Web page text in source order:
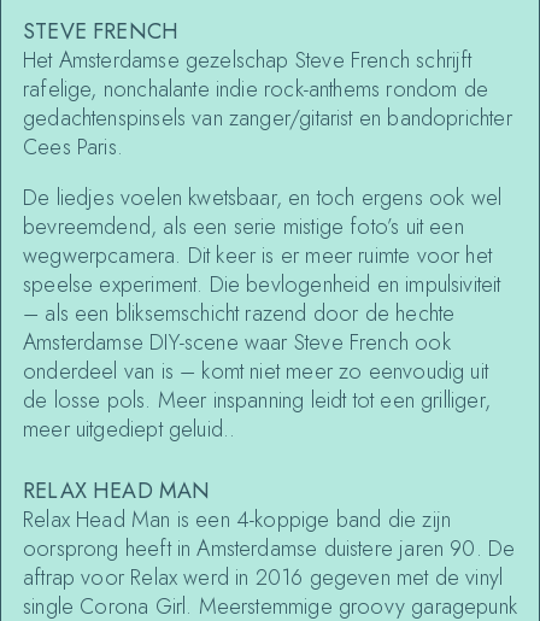
STEVE FRENCH
Het Amsterdamse gezelschap Steve French schrijft
rafelige, nonchalante indie rock-anthems rondom de
gedachtenspinsels van zanger/gitarist en bandoprichter
Cees Paris.
De liedjes voelen kwetsbaar, en toch ergens ook wel
bevreemdend, als een serie mistige foto’s uit een
wegwerpcamera. Dit keer is er meer ruimte voor het
speelse experiment. Die bevlogenheid en impulsiviteit
– als een bliksemschicht razend door de hechte
Amsterdamse DIY-scene waar Steve French ook
onderdeel van is – komt niet meer zo eenvoudig uit
de losse pols. Meer inspanning leidt tot een grilliger,
meer uitgediept geluid..
RELAX HEAD MAN
Relax Head Man is een 4-koppige band die zijn
oorsprong heeft in Amsterdamse duistere jaren 90. De
aftrap voor Relax werd in 2016 gegeven met de vinyl
single Corona Girl. Meerstemmige groovy garagepunk